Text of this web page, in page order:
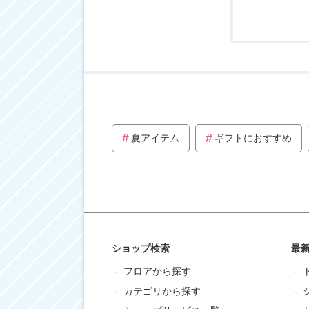
夏アイテム ギフトにおすすめ
ショップ検索
フロアから探す
カテゴリから探す
最